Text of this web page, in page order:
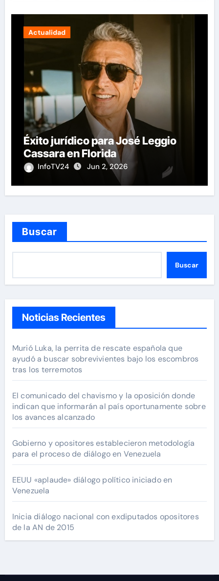
Actualidad
Éxito jurídico para José Leggio
Cassara en Florida
InfoTV24 Jun 2, 2026
Buscar
Buscar
Noticias Recientes
Murió Luka, la perrita de rescate española que
ayudó a buscar sobrevivientes bajo los escombros
tras los terremotos
El comunicado del chavismo y la oposición donde
indican que informarán al país oportunamente sobre
los avances alcanzado
Gobierno y opositores establecieron metodología
para el proceso de diálogo en Venezuela
EEUU «aplaude» diálogo político iniciado en
Venezuela
Inicia diálogo nacional con exdiputados opositores
de la AN de 2015